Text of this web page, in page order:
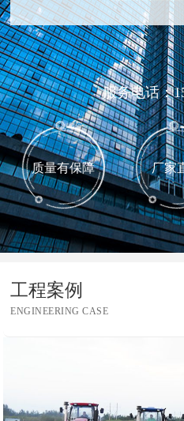
服务电话：
质量有保障 厂家
工程案例
ENGINEERING CASE